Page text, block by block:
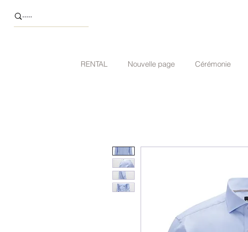
RENTAL Nouvelle page Cérémonie